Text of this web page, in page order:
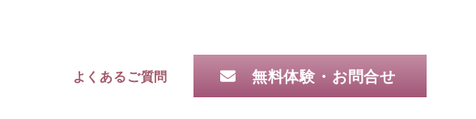
よくあるご質問 無料体験・お問合せ